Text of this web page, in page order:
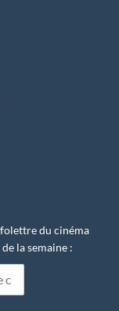
du cinéma
la semaine :